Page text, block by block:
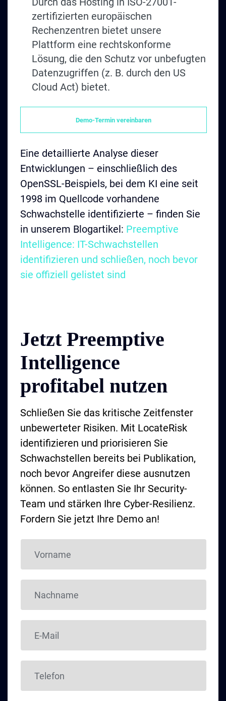
zertifizierten europäischen
Rechenzentren bietet unsere
Plattform eine rechtskonforme
Lösung, die den Schutz vor unbefugten
Datenzugriffen (z. B. durch den US
Cloud Act) bietet.
Demo-Termin vereinbaren
Eine detaillierte Analyse dieser
Entwicklungen – einschließlich des
OpenSSL-Beispiels, bei dem KI eine seit
1998 im Quellcode vorhandene
Schwachstelle identifizierte – finden Sie
in unserem Blogartikel: Preemptive
Intelligence: IT-Schwachstellen
identifizieren und schließen, noch bevor
sie offiziell gelistet sind
Jetzt Preemptive
Intelligence
profitabel nutzen
Schließen Sie das kritische Zeitfenster
unbewerteter Risiken. Mit LocateRisk
identifizieren und priorisieren Sie
Schwachstellen bereits bei Publikation,
noch bevor Angreifer diese ausnutzen
können. So entlasten Sie Ihr Security-
Team und stärken Ihre Cyber-Resilienz.
Fordern Sie jetzt Ihre Demo an!